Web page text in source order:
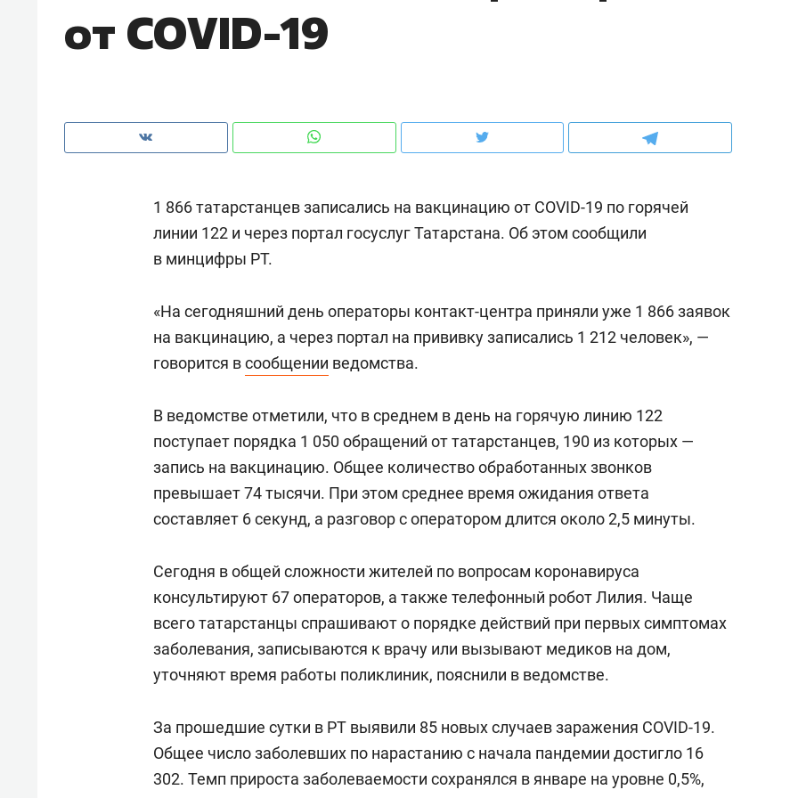
от COVID-19
1 866 татарстанцев записались на вакцинацию от COVID-19 по горячей
линии 122 и через портал госуслуг Татарстана. Об этом сообщили
в минцифры РТ.
«На сегодняшний день операторы контакт-центра приняли уже 1 866 заявок
на вакцинацию, а через портал на прививку записались 1 212 человек», —
говорится всообщении ведомства.
В ведомстве отметили, что в среднем в день на горячую линию 122
поступает порядка 1 050 обращений от татарстанцев, 190 из которых —
запись на вакцинацию. Общее количество обработанных звонков
превышает 74 тысячи. При этом среднее время ожидания ответа
составляет 6 секунд, а разговор с оператором длится около 2,5 минуты.
Сегодня в общей сложности жителей по вопросам коронавируса
консультируют 67 операторов, а также телефонный робот Лилия. Чаще
всего татарстанцы спрашивают о порядке действий при первых симптомах
заболевания, записываются к врачу или вызывают медиков на дом,
уточняют время работы поликлиник, пояснили в ведомстве.
За прошедшие сутки в РТ выявили 85 новых случаев заражения COVID-19.
Общее число заболевших по нарастанию с начала пандемии достигло 16
302. Темп прироста заболеваемости сохранялся в январе на уровне 0,5%,
рынки, почему надо знать аксакалов и
чем интересен Оман?
Падел, фитнес, танцы и даже
ниндзя-зал: как ТРЦ «Франт»
Рекомендуем
Психотерапевт «Фороса»:
«Директорский невроз» –
свою сверхнагрузку
стрессом»
Дизайнер-прораб
для меня это